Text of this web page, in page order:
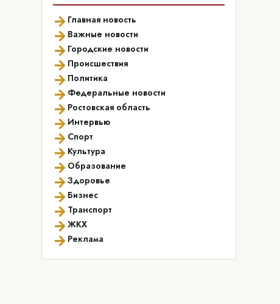
→ Главная новость
→ Важные новости
→ Городские новости
→ Происшествия
→ Политика
→ Федеральные новости
→ Ростовская область
→ Интервью
→ Спорт
→ Культура
→ Образование
→Здоровье
→ Бизнес
→ Транспорт
→ЖКХ
→ Реклама